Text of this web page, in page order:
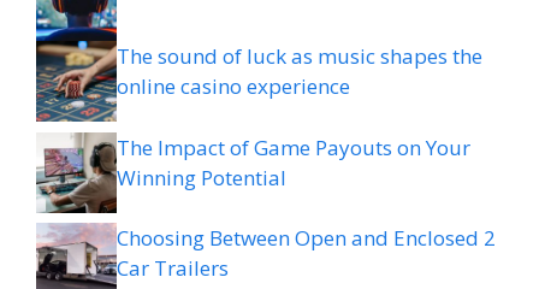
The sound of luck as music shapes the
online casino experience
The Impact of Game Payouts on Your
Winning Potential
Choosing Between Open and Enclosed 2
Car Trailers